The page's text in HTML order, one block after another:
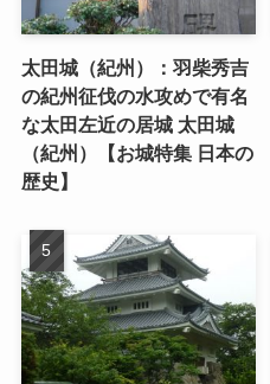
太田城（紀州）：羽柴秀吉
の紀州征伐の水攻めで有名
な太田左近の居城 太田城
（紀州）【お城特集 日本の
歴史】